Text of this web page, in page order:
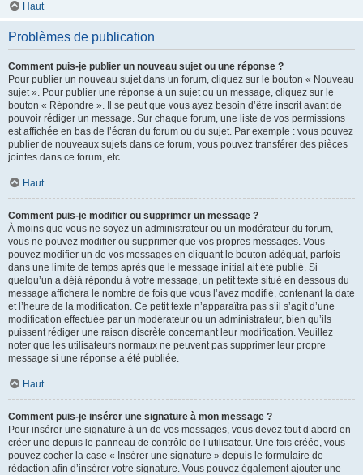
Haut
Problèmes de publication
Comment puis-je publier un nouveau sujet ou une réponse ?
Pour publier un nouveau sujet dans un forum, cliquez sur le bouton « Nouveau
sujet ». Pour publier une réponse à un sujet ou un message, cliquez sur le
bouton « Répondre ». Il se peut que vous ayez besoin d’être inscrit avant de
pouvoir rédiger un message. Sur chaque forum, une liste de vos permissions
est affichée en bas de l’écran du forum ou du sujet. Par exemple : vous pouvez
publier de nouveaux sujets dans ce forum, vous pouvez transférer des pièces
jointes dans ce forum, etc.
Haut
Comment puis-je modifier ou supprimer un message ?
À moins que vous ne soyez un administrateur ou un modérateur du forum,
vous ne pouvez modifier ou supprimer que vos propres messages. Vous
pouvez modifier un de vos messages en cliquant le bouton adéquat, parfois
dans une limite de temps après que le message initial ait été publié. Si
quelqu’un a déjà répondu à votre message, un petit texte situé en dessous du
message affichera le nombre de fois que vous l’avez modifié, contenant la date
et l’heure de la modification. Ce petit texte n’apparaîtra pas s’il s’agit d’une
modification effectuée par un modérateur ou un administrateur, bien qu’ils
puissent rédiger une raison discrète concernant leur modification. Veuillez
noter que les utilisateurs normaux ne peuvent pas supprimer leur propre
message si une réponse a été publiée.
Haut
Comment puis-je insérer une signature à mon message ?
Pour insérer une signature à un de vos messages, vous devez tout d’abord en
créer une depuis le panneau de contrôle de l’utilisateur. Une fois créée, vous
pouvez cocher la case « Insérer une signature » depuis le formulaire de
rédaction afin d’insérer votre signature. Vous pouvez également ajouter une